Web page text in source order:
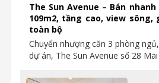
The Sun Avenue – Bán
109m2, tầng cao, view sông,
toàn bộ
Chuyển nhượng căn 3 phòng
dự án, The Sun Avenue số 28